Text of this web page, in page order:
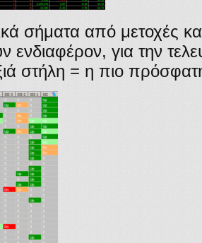
σήματα από μετοχές
ενδιαφέρον, για την
στήλη = η πιο